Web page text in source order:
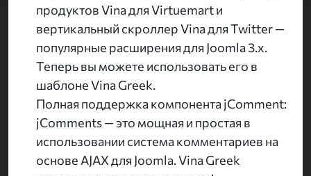
продуктов Vina для Virtuemart и
вертикальный скроллер Vina для Twitter —
популярные расширения для Joomla 3.x.
Теперь вы можете использовать его в
шаблоне Vina Greek.
Полная поддержка компонента jComment:
jComments — это мощная и простая в
использовании система комментариев на
основе AJAX для Joomla. Vina Greek